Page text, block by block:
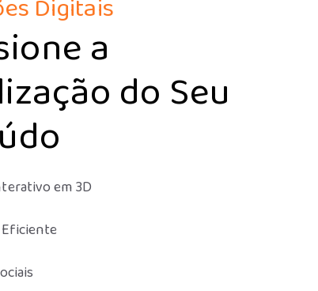
Digitais
a
do Seu
em 3D